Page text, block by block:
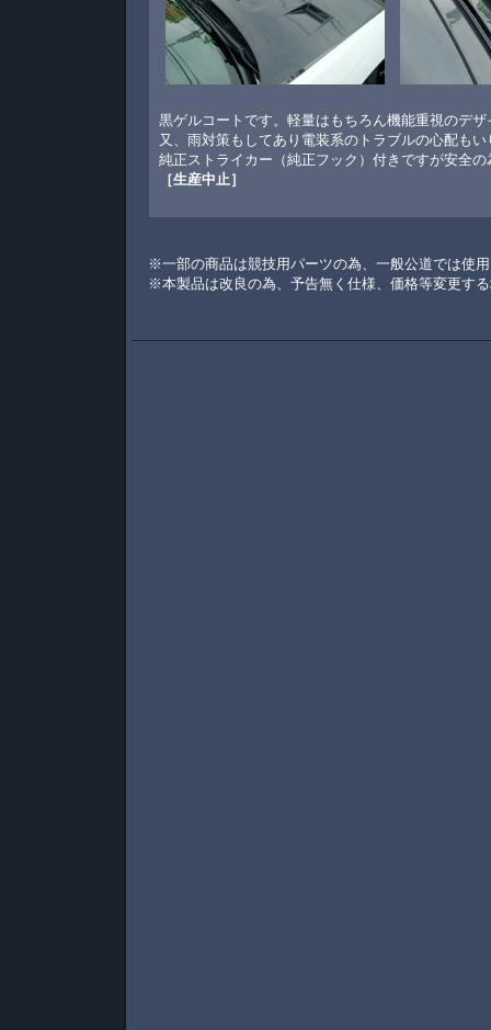
黒ゲルコートです。軽量はもちろん機能重視のデ
又、雨対策もしてあり電装系のトラブルの心配もい
純正ストライカー（純正フック）付きですが安全
［生産中止］
※一部の商品は競技用パーツの為、一般公道では使
※本製品は改良の為、予告無く仕様、価格等変更す